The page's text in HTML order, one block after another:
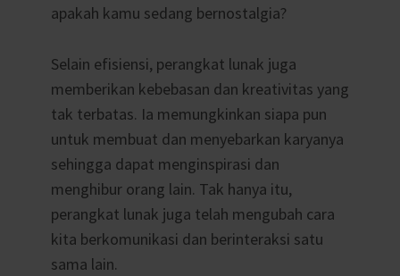
apakah kamu sedang bernostalgia?
Selain efisiensi, perangkat lunak juga
memberikan kebebasan dan kreativitas yang
tak terbatas. Ia memungkinkan siapa pun
untuk membuat dan menyebarkan karyanya
sehingga dapat menginspirasi dan
menghibur orang lain. Tak hanya itu,
perangkat lunak juga telah mengubah cara
kita berkomunikasi dan berinteraksi satu
sama lain.